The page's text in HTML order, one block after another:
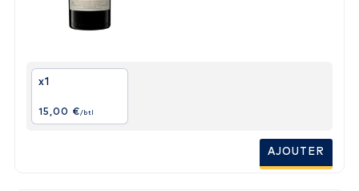
x1
15,00 € /btl
AJOUTER